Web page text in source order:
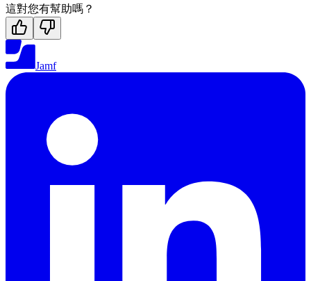
這對您有幫助嗎？
Jamf